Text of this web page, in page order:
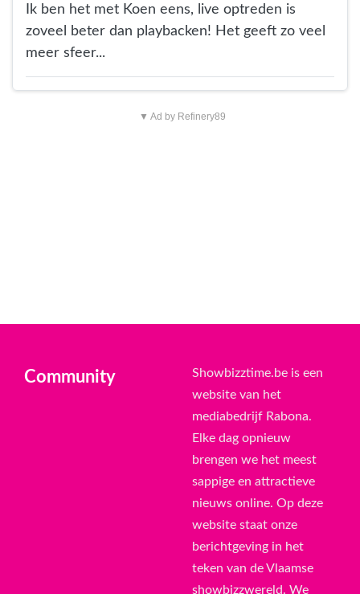
Ik ben het met Koen eens, live optreden is
zoveel beter dan playbacken! Het geeft zo veel
meer sfeer...
▼ Ad by Refinery89
Community
Showbizztime.be is een
website van het
mediabedrijf Rabona.
Elke dag opnieuw
brengen we het meest
sappige en attractieve
nieuws online. Op deze
website staat onze
berichtgeving in het
teken van de Vlaamse
showbizzwereld. We